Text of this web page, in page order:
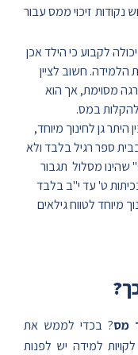
נקודות זיכוי ממס עבור
לקבוע כי הילד אכן
הלמידה. חשוב לציין
מסוימת, אך הוא
להקלות במס.
גן לחינוך מיוחד,
ספר רגיל בלבד ולא
כיתה מקדמת או כיתה משלבת ו"מסלול 07" שהינו מסלול תגבור
ט' עד י"ב בלבד
מיוחד לטווח גילאים
מס? בכדי לממש את
למידה יש לפנות